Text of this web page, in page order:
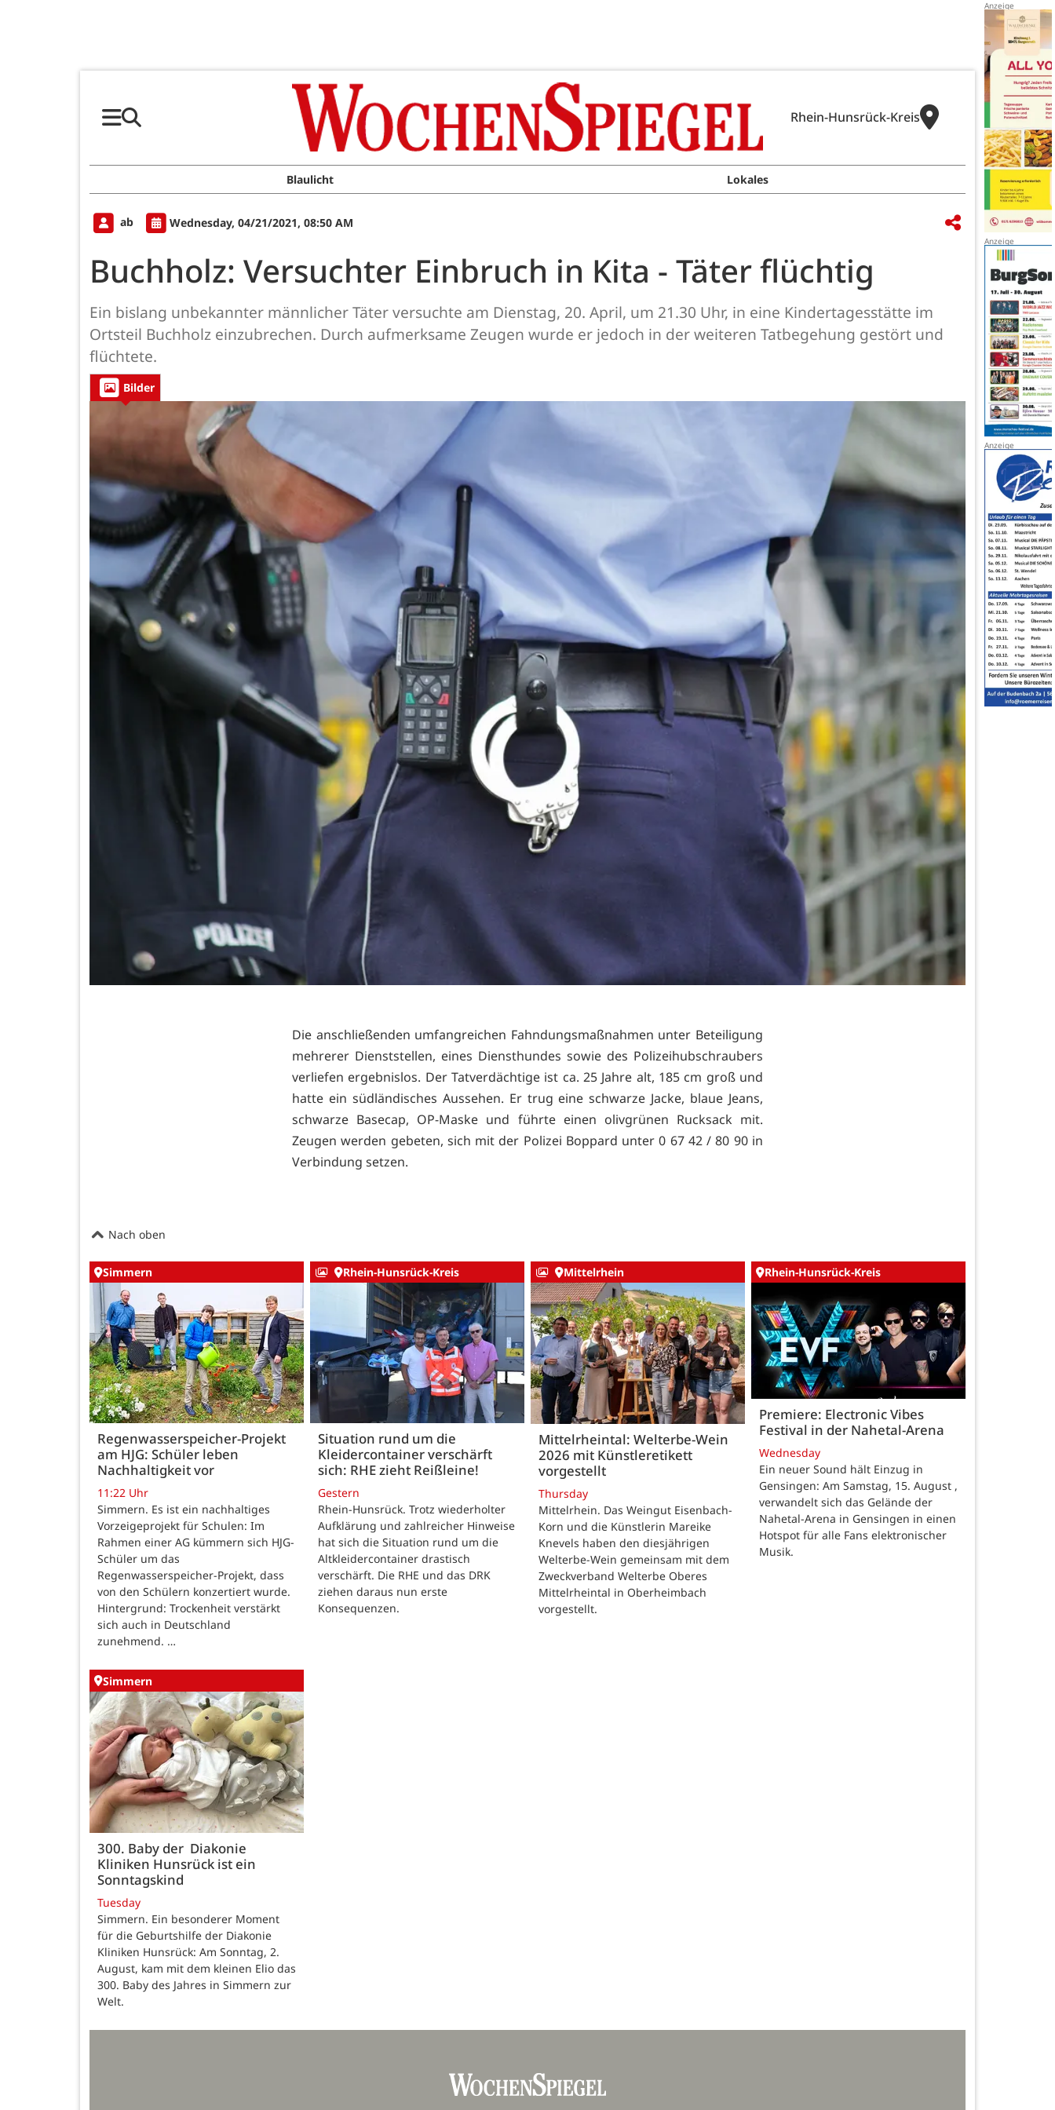
Rhein-Hunsrück-Kreis
Blaulicht Lokales
ab Wednesday, 04/21/2021, 08:50 AM
Buchholz: Versuchter Einbruch in Kita - Täter flüchtig
Ein bislang unbekannter männlicher Täter versuchte am Dienstag, 20. April, um 21.30 Uhr, in eine Kindertagesstätte im
Ortsteil Buchholz einzubrechen. Durch aufmerksame Zeugen wurde er jedoch in der weiteren Tatbegehung gestört und
flüchtete.
Bilder
Die anschließenden umfangreichen Fahndungsmaßnahmen unter Beteiligung
mehrerer Dienststellen, eines Diensthundes sowie des Polizeihubschraubers
verliefen ergebnislos. Der Tatverdächtige ist ca. 25 Jahre alt, 185 cm groß und
hatte ein südländisches Aussehen. Er trug eine schwarze Jacke, blaue Jeans,
schwarze Basecap, OP-Maske und führte einen olivgrünen Rucksack mit.
Zeugen werden gebeten, sich mit der Polizei Boppard unter 0 67 42 / 80 90 in
Verbindung setzen.
Nach oben
Simmern
Regenwasserspeicher-Projekt
am HJG: Schüler leben
Nachhaltigkeit vor
11:22 Uhr
Simmern. Es ist ein nachhaltiges
Vorzeigeprojekt für Schulen: Im
Rahmen einer AG kümmern sich HJG-
Schüler um das
Regenwasserspeicher-Projekt, dass
von den Schülern konzertiert wurde.
Hintergrund: Trockenheit verstärkt
sich auch in Deutschland
zunehmend. …
Rhein-Hunsrück-Kreis
Situation rund um die
Kleidercontainer verschärft
sich: RHE zieht Reißleine!
Gestern
Rhein-Hunsrück. Trotz wiederholter
Aufklärung und zahlreicher Hinweise
hat sich die Situation rund um die
Altkleidercontainer drastisch
verschärft. Die RHE und das DRK
ziehen daraus nun erste
Konsequenzen.
Mittelrhein
Mittelrheintal: Welterbe-Wein
2026 mit Künstleretikett
vorgestellt
Thursday
Mittelrhein. Das Weingut Eisenbach-
Korn und die Künstlerin Mareike
Knevels haben den diesjährigen
Welterbe-Wein gemeinsam mit dem
Zweckverband Welterbe Oberes
Mittelrheintal in Oberheimbach
vorgestellt.
Rhein-Hunsrück-Kreis
Premiere: Electronic Vibes
Festival in der Nahetal-Arena
Wednesday
Ein neuer Sound hält Einzug in
Gensingen: Am Samstag, 15. August ,
verwandelt sich das Gelände der
Nahetal-Arena in Gensingen in einen
Hotspot für alle Fans elektronischer
Musik.
Simmern
300. Baby der Diakonie
Kliniken Hunsrück ist ein
Sonntagskind
Tuesday
Simmern. Ein besonderer Moment
für die Geburtshilfe der Diakonie
Kliniken Hunsrück: Am Sonntag, 2.
August, kam mit dem kleinen Elio das
300. Baby des Jahres in Simmern zur
Welt.